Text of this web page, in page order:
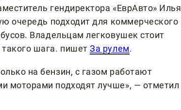
гендиректора «ЕврАвто» Илья
очередь подходит для коммерческого
Владельцам легковушек стоит
такого шага. пишетЗа рулем.
на бензин, с газом работают
моторами подходят лучше», — отметил